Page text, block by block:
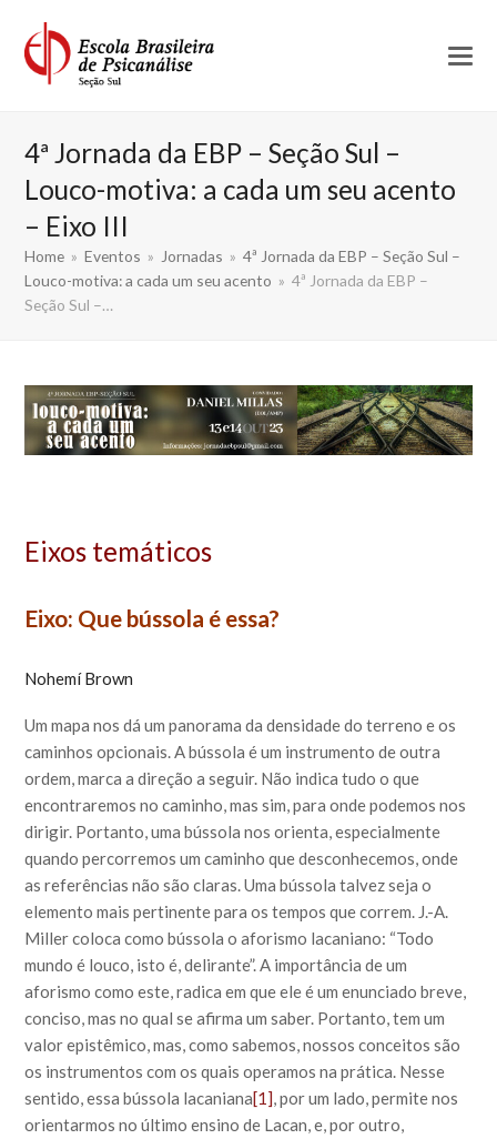
4ª Jornada da EBP – Seção Sul –
Louco-motiva: a cada um seu acento
– Eixo III
Home » Eventos » Jornadas » 4ª Jornada da EBP – Seção Sul –
Louco-motiva: a cada um seu acento » 4ª Jornada da EBP –
Seção Sul –…
Eixos temáticos
Eixo: Que bússola é essa?
Nohemí Brown
Um mapa nos dá um panorama da densidade do terreno e os
caminhos opcionais. A bússola é um instrumento de outra
ordem, marca a direção a seguir. Não indica tudo o que
encontraremos no caminho, mas sim, para onde podemos nos
dirigir. Portanto, uma bússola nos orienta, especialmente
quando percorremos um caminho que desconhecemos, onde
as referências não são claras. Uma bússola talvez seja o
elemento mais pertinente para os tempos que correm. J.-A.
Miller coloca como bússola o aforismo lacaniano: “Todo
mundo é louco, isto é, delirante”. A importância de um
aforismo como este, radica em que ele é um enunciado breve,
conciso, mas no qual se afirma um saber. Portanto, tem um
valor epistêmico, mas, como sabemos, nossos conceitos são
os instrumentos com os quais operamos na prática. Nesse
sentido, essa bússola lacaniana[1], por um lado, permite nos
orientarmos no último ensino de Lacan, e, por outro,